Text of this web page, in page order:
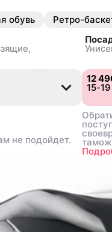
обувь
Ретро-
37.5 38 39
не подойдет.
12
15-
37.5 38 39
не подойдет.
12
15-